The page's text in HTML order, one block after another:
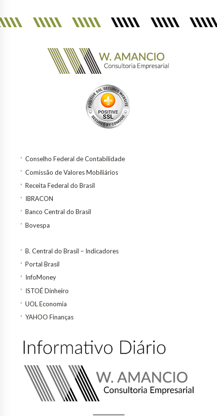
Conselho Federal de Contabilidade
Comissão de Valores Mobiliários
Receita Federal do Brasil
IBRACON
Banco Central do Brasil
Bovespa
B. Central do Brasil – Indicadores
Portal Brasil
InfoMoney
ISTOÉ Dinheiro
UOL Economia
YAHOO Finanças